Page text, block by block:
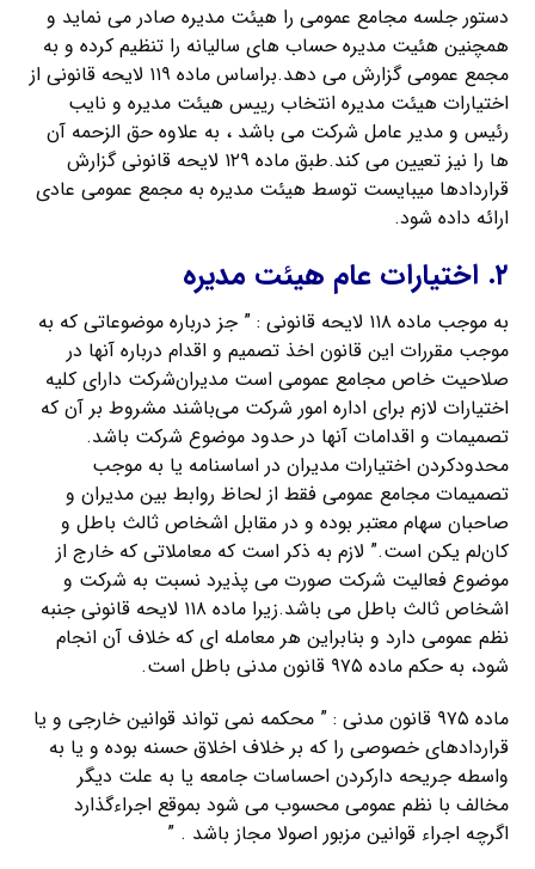
دستور جلسه مجامع عمومی را هیئت مدیره صادر می نماید و
همچنین هئیت مدیره حساب های سالیانه را تنظیم کرده و به
مجمع عمومی گزارش می دهد.براساس ماده ۱۱۹ لایحه قانونی از
اختیارات هیئت مدیره انتخاب رییس هیئت مدیره و نایب
رئیس و مدیر عامل شرکت می باشد ، به علاوه حق الزحمه آن
ها را نیز تعیین می کند.طبق ماده ۱۲۹ لایحه قانونی گزارش
قراردادها میبایست توسط هیئت مدیره به مجمع عمومی عادی
ارائه داده شود.
۲. اختیارات عام هیئت مدیره
به موجب ماده ۱۱۸ لایحه قانونی : ” جز درباره موضوعاتی که به
موجب مقررات این قانون اخذ تصمیم و اقدام درباره آنها در
صلاحیت خاص مجامع عمومی است مدیران‌شرکت دارای کلیه
اختیارات لازم برای اداره امور شرکت می‌باشند مشروط بر آن که
تصمیمات و اقدامات آنها در حدود موضوع شرکت باشد.
محدود‌کردن اختیارات مدیران در اساسنامه یا به موجب
تصمیمات مجامع عمومی فقط از لحاظ روابط بین مدیران و
صاحبان سهام معتبر بوده و در مقابل ‌اشخاص ثالث باطل و
کان‌لم‌ یکن است.” لازم به ذکر است که معاملاتی که خارج از
موضوع فعالیت شرکت صورت می پذیرد نسبت به شرکت و
اشخاص ثالث باطل می باشد.زیرا ماده ۱۱۸ لایحه قانونی جنبه
نظم عمومی دارد و بنابراین هر معامله ای که خلاف آن انجام
شود، به حکم ماده ۹۷۵ قانون مدنی باطل است.
ماده ۹۷۵ قانون مدنی : ” محکمه نمی تواند قوانین خارجی و یا
قراردادهای خصوصی را که بر خلاف اخلاق حسنه بوده و یا به
واسطه جریحه دارکردن احساسات جامعه یا به علت دیگر
مخالف با نظم عمومی محسوب می شود بموقع اجراءگذارد
اگرچه اجراء قوانین مزبور اصولا مجاز باشد . ”